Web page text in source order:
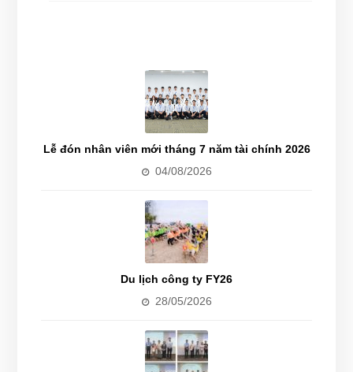
Lễ đón nhân viên mới tháng 7 năm tài chính 2026
04/08/2026
Du lịch công ty FY26
28/05/2026